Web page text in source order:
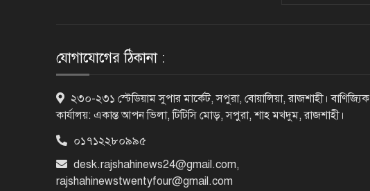
যোগাযোগের ঠিকানা :
২৩০-২৩১ স্টেডিয়াম সুপার মার্কেট, সপুরা, বোয়ালিয়া, রাজশাহী। বাণিজ্যিক
কার্যালয়: একান্ত আপন ভিলা, টিটিসি মোড়, সপুরা, শাহ মখদুম, রাজশাহী।
০১৭১২২৮০৯৯৫
desk.rajshahinews24@gmail.com,
rajshahinewstwentyfour@gmail.com